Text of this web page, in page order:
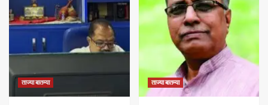
ताज्या बातम्या ताज्या बातम्या